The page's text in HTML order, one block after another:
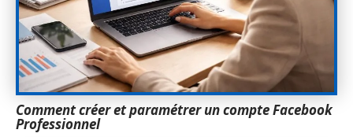
Comment créer et paramétrer un compte Facebook
Professionnel